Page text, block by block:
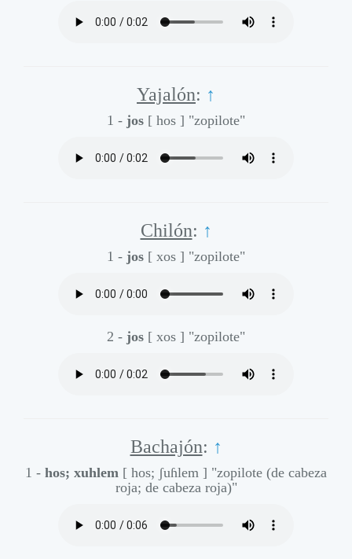
Yajalón: ↑
1 - jos [ hos ] "zopilote"
Chilón: ↑
1 - jos [ xos ] "zopilote"
2 - jos [ xos ] "zopilote"
Bachajón: ↑
1 - hos; xuhlem [ hos; ʃuɦlem ] "zopilote (de cabeza
roja; de cabeza roja)"